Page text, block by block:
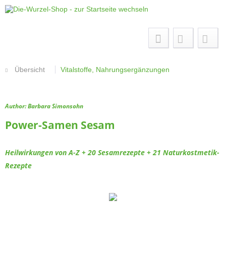
Übersicht Vitalstoffe, Nahrungsergänzungen
Author: Barbara Simonsohn
Power-Samen Sesam
Heilwirkungen von A-Z + 20 Sesamrezepte + 21 Naturkostmetik-
Rezepte